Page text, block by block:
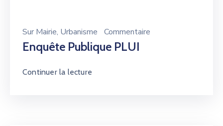
Sur Mairie‚ Urbanisme Commentaire
Enquête Publique PLUI
Continuer la lecture